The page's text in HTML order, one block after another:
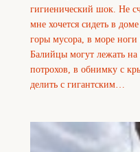
гигиенический шок. Не
мне хочется сидеть в
горы мусора, в море
Балийцы могут лежать
потрохов, в обнимку с
делить с гигантским…